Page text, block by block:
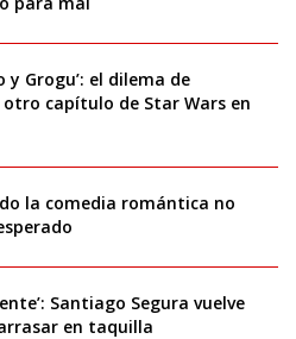
y Grogu’: el dilema de
capítulo de Star Wars en
la comedia romántica no
Santiago Segura vuelve
en taquilla